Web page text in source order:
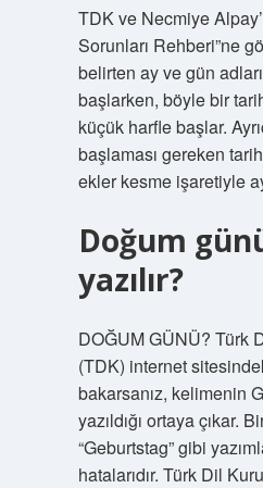
TDK ve Necmiye
Sorunları Rehberi”ne
belirten ay ve gün
başlarken, böyle bir
küçük harfle başlar.
başlaması gereken
ekler kesme işaretiyle
Doğum
yazılır?
DOĞUM GÜNÜ? Türk
(TDK) internet
bakarsanız, kelimenin
yazıldığı ortaya çıkar.
“Geburtstag” gibi
hatalarıdır. Türk Dil